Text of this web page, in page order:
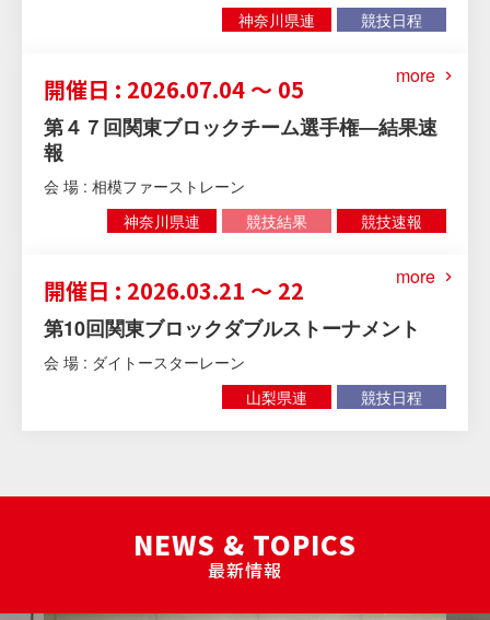
神奈川県連
競技日程
開催日 : 2026.07.04 ～ 05
第４７回関東ブロックチーム選手権―結果速
報
会 場 : 相模ファーストレーン
神奈川県連
競技結果 競技速報
more
開催日 : 2026.03.21 ～ 22
第10回関東ブロックダブルストーナメント
会 場 : ダイトースターレーン
山梨県連
競技日程
more
NEWS & TOPICS
最新情報